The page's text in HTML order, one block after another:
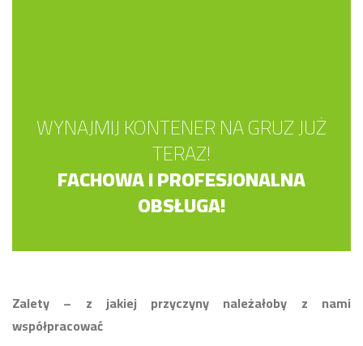
WYNAJMIJ KONTENER NA GRUZ JUŻ
TERAZ!
FACHOWA I PROFESJONALNA
OBSŁUGA!
Zalety – z jakiej przyczyny należałoby z nami
współpracować